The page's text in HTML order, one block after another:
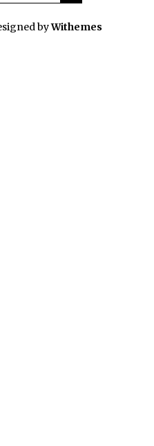
byWithemes